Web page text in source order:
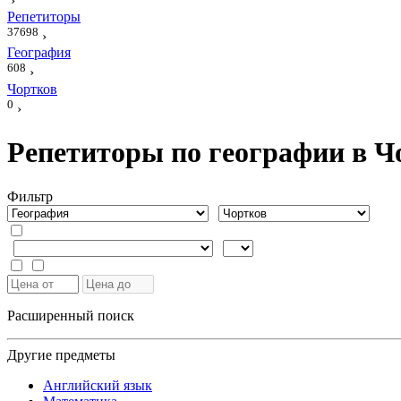
Репетиторы
37698 ›
География
608 ›
Чортков
0 ›
Репетиторы по географии в
Фильтр
Расширенный поиск
Другие предметы
Английский язык